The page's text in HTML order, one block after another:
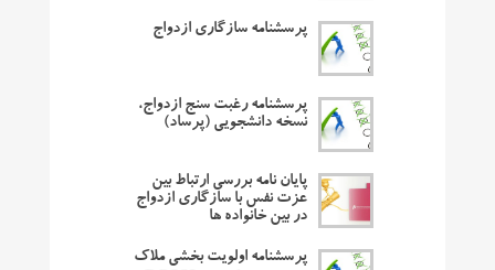
پرسشنامه سازگاری ازدواج
پرسشنامه رغبت سنج ازدواج،
نسخه دانشجویی (پرساد)
پایان نامه بررسی ارتباط بین
عزت نفس با سازگاری ازدواج
در بین خانواده ها
پرسشنامه اولویت بخشی ملاک